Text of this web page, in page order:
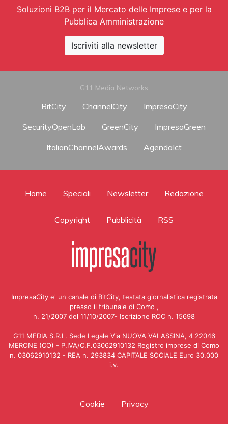
Soluzioni B2B per il Mercato delle Imprese e per la
Pubblica Amministrazione
Iscriviti alla newsletter
G11 Media Networks
BitCity ChannelCity
ImpresaCity
SecurityOpenLab
GreenCity
ImpresaGreen
ItalianChannelAwards
AgendaIct
Home Speciali Newsletter Redazione
Copyright Pubblicità RSS
ImpresaCity e' un canale di BitCity, testata giornalistica registrata
presso il tribunale di Como ,
n. 21/2007 del 11/10/2007- Iscrizione ROC n. 15698
G11 MEDIA S.R.L. Sede Legale Via NUOVA VALASSINA, 4 22046
MERONE (CO) - P.IVA/C.F.03062910132 Registro imprese di Como
n. 03062910132 - REA n. 293834 CAPITALE SOCIALE Euro 30.000
i.v.
Cookie Privacy